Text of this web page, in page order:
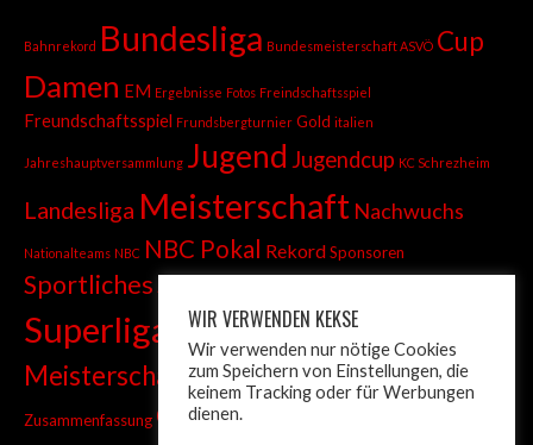
Bahnrekord Bundesliga Bundesmeisterschaft ASVÖ Cup
Damen EM Ergebnisse Fotos Freindschaftsspiel
Freundschaftsspiel Frundsbergturnier Gold italien
Jahreshauptversammlung Jugend Jugendcup KC Schrezheim
Landesliga Meisterschaft Nachwuchs
Nationalteams NBC NBC Pokal RekordSponsoren
SportlichesSprint
Superliga TandemTiroler Liga
Meisterschaft Trainer Turnier Weltcup wm
Zusammenfassung ÖM Österreich
WIR VERWENDEN KEKSE
Wir verwenden nur nötige Cookies
zum Speichern von Einstellungen, die
keinem Tracking oder für Werbungen
dienen.